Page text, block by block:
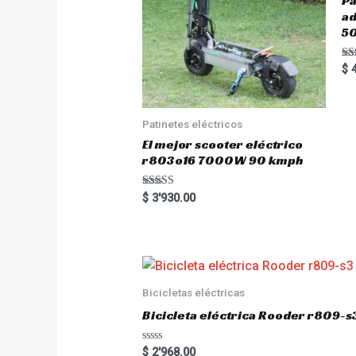
Patinetes eléctricos
El mejor scooter eléctrico
r803o16 7000W 90 kmph
Rated
5.00
$3'930.00
5.00
$
Bicicletas eléctricas
Bicicleta eléctrica Rooder r809-
R
$2'968.00